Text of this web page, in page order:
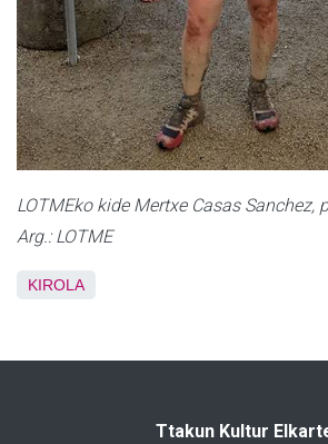
LOTMEko kide Mertxe Casas Sanchez,
Arg.: LOTME
KIROLA
Ttakun Kultur